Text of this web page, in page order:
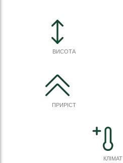
ВИСОТА
ПРИРІСТ
КЛІМАТ